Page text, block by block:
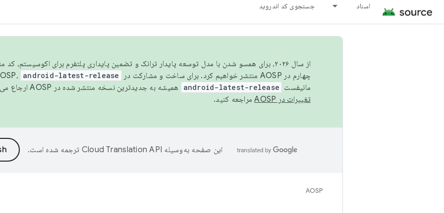
اسناد جستجوی کد اندروید
از سال ۲۰۲۶، برای همسو شدن با مدل توسعه پایدار ترانک و تضمین پایداری پلتفرم برای اکوسیستم،
چهارم در AOSP منتشر خواهیم کرد. برای ساخت و مشارکت در AOSP،
android-latest-release
مانیفست android-latest-release
همیشه به جدیدترین نسخه منتشر شده در AOSP ارجاع می‌دهد. برای اطلاعات بیشتر، به
تغییرات در AOSP
مراجعه کنید.
این صفحه به‌وسیله ترجمه شده است.
AOSP